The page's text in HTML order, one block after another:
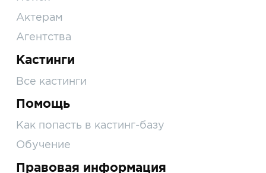
Актерам
Агентства
Кастинги
Все кастинги
Помощь
Как попасть в кастинг-базу
Обучение
Правовая информация